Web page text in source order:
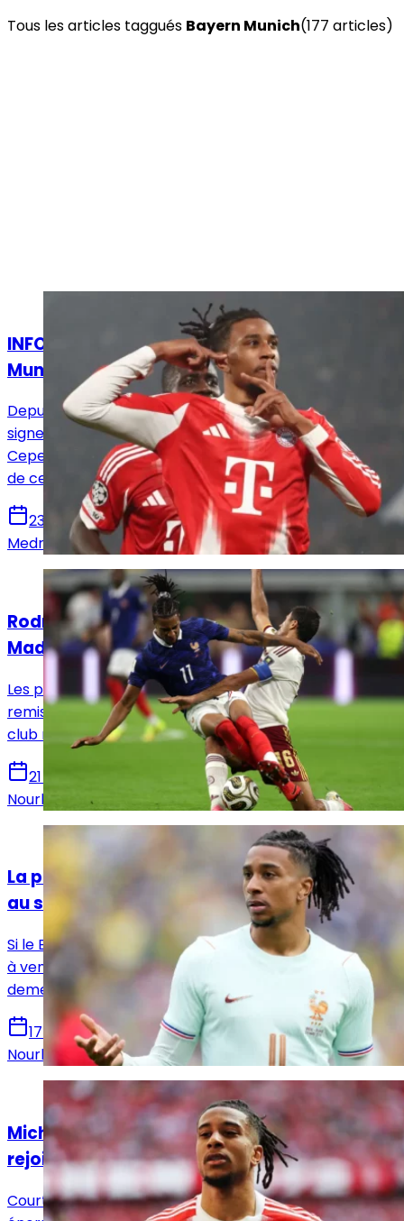
Tous les articles taggués Bayern Munich(177 articles)
INFO LJDR : Olise va faire son aveu au Bayern
Munich !
Depuis bientôt deux mois, la volonté du Real Madrid de
signer Michael Olise ne fait plus l'ombre d'un doute.
Cependant, plusieurs obstacles restent sur le chemin
de cette association.
23 juillet 2026
Medric Bouzermane
Actualités
Rodri et Olise : ce qui bloque encore le Real
Madrid
Les performances de Rodri et Michael Olise ont bien
remis leurs noms sur la table. Pourtant, la position du
club madrilène n'a que très peu évolué.
21 juillet 2026
Nourhane Haroui
Actualités
La promesse de Florentino Pérez au Bayern
au sujet d'Olise
Si le Bayern Munich assure que Michael Olise n'est pas
à vendre et aurait reçu des garanties, le Real Madrid
demeure attentif à l'évolution de sa situation.
17 juillet 2026
Nourhane Haroui
Actualités
Michael Olise et son rêve absolu de
rejoindre le Real Madrid
Courtisé par le Real Madrid, Michael Olise nourrit une